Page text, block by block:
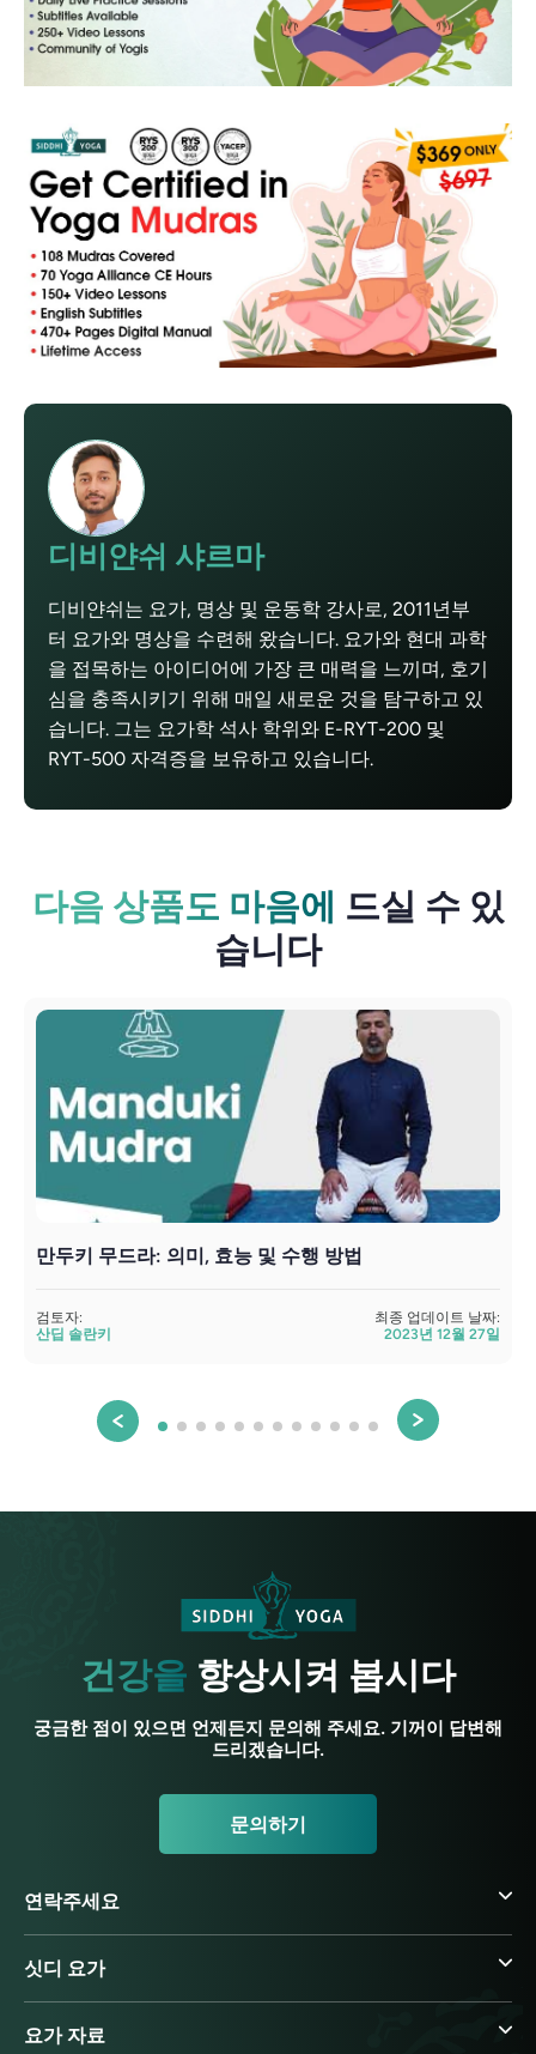
디비얀쉬 샤르마
디비얀쉬는 요가, 명상 및 운동학 강사로, 2011년부
터 요가와 명상을 수련해 왔습니다. 요가와 현대 과학
을 접목하는 아이디어에 가장 큰 매력을 느끼며, 호기
심을 충족시키기 위해 매일 새로운 것을 탐구하고 있
습니다. 그는 요가학 석사 학위와 E-RYT-200 및
RYT-500 자격증을 보유하고 있습니다.
다음 상품도 마음에 드실 수 있
습니다
만두키 무드라: 의미, 효능 및 수행 방법
검토자:
산딥 솔란키
최종 업데이트 날짜:
2023년 12월 27일
건강을 향상시켜 봅시다
궁금한 점이 있으면 언제든지 문의해 주세요. 기꺼이 답변해
드리겠습니다.
문의하기
연락주세요
싯디 요가
요가 자료